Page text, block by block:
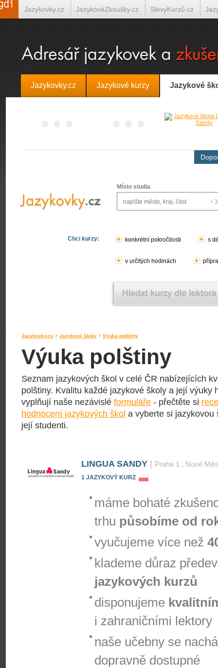
Jazykovky.cz Jazykové kurzy Jazykové
Místo studia
Chci kurzy: konkrétní pokročilosti s
v určitých hodinách
Jazykovky.cz > Jazykové školy > Výuka polštiny
Výuka polštiny
Seznam jazykových škol v celé ČR nabízejících
polštiny. Kvalitu každé jazykové školy a její výuky
vyplňují naše nezávislé formuláře - přečtěte si
hodnocení jazykových škol a vyberte si jazykovou
její studenti.
LINGUA SANDY Praha 1 , Nové
1 JAZYKOVÝ KURZ
máme bohaté
trhu působíme od
vyučujeme více než
klademe důraz
jazykových kurzů
disponujeme
i zahraničními lektory
naše učebny se
dopravně dostupné
Jazykovky.cz JazykovéZkoušky.cz SlevyKurzů.cz
Španělština on-line Italština on-line Tlumočení-